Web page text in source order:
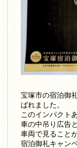
宝塚市の宿泊御
ばれました。
このインパクト
車の中吊り広告
車両で見ること
宿泊御礼キャン